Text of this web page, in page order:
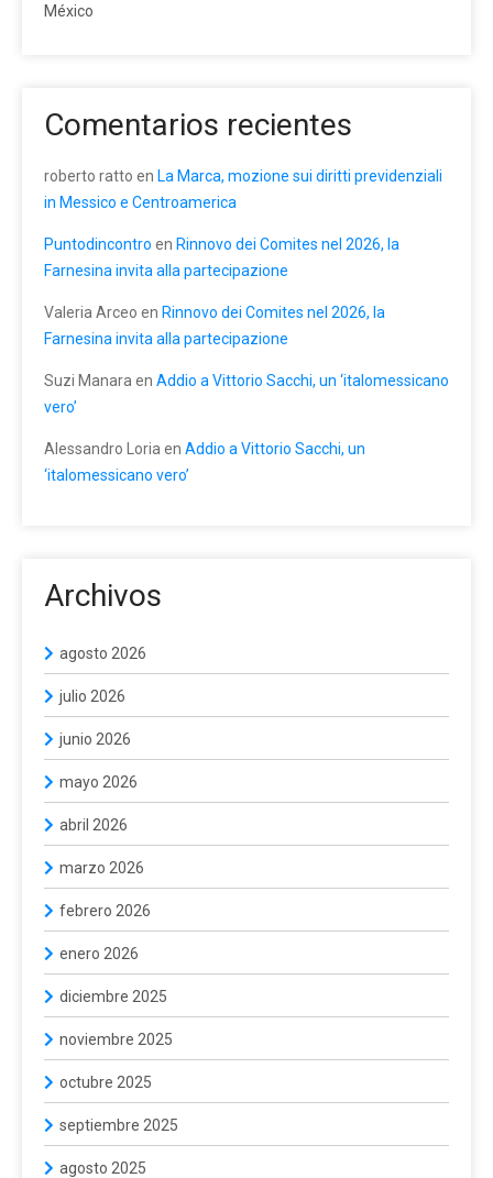
México
Comentarios recientes
roberto ratto en La Marca, mozione sui diritti previdenziali
in Messico e Centroamerica
Puntodincontro en Rinnovo dei Comites nel 2026, la
Farnesina invita alla partecipazione
Valeria Arceo en Rinnovo dei Comites nel 2026, la
Farnesina invita alla partecipazione
Suzi Manara en Addio a Vittorio Sacchi, un ‘italomessicano
vero’
Alessandro Loria en Addio a Vittorio Sacchi, un
‘italomessicano vero’
Archivos
agosto 2026
julio 2026
junio 2026
mayo 2026
abril 2026
marzo 2026
febrero 2026
enero 2026
diciembre 2025
noviembre 2025
octubre 2025
septiembre 2025
agosto 2025